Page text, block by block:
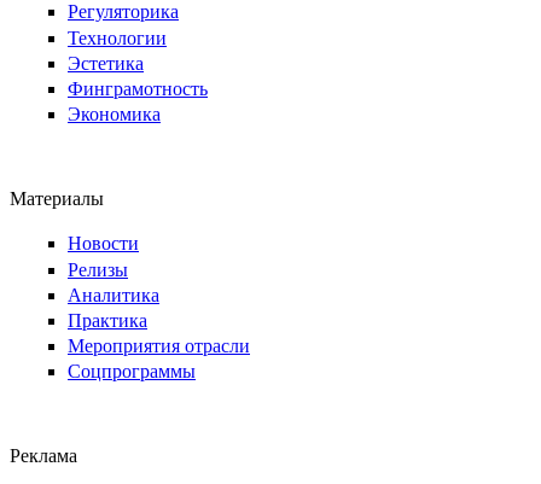
Регуляторика
Технологии
Эстетика
Финграмотность
Экономика
Материалы
Новости
Релизы
Аналитика
Практика
Мероприятия отрасли
Соцпрограммы
Реклама